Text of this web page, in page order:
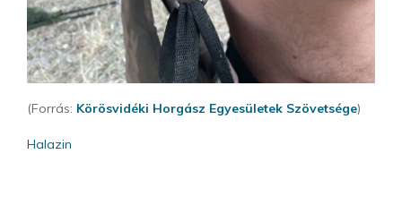
(Forrás: Körösvidéki Horgász Egyesületek Szövetsége)
Halazin